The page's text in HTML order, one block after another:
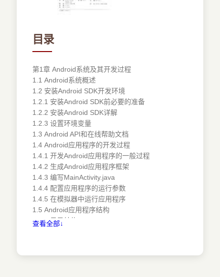
目录
第1章 Android系统及其开发过程
1.1 Android系统概述
1.2 安装Android SDK开发环境
1.2.1 安装Android SDK前必要的准备
1.2.2 安装Android SDK详解
1.2.3 设置环境变量
1.3 Android API和在线帮助文档
1.4 Android应用程序的开发过程
1.4.1 开发Android应用程序的一般过程
1.4.2 生成Android应用程序框架
1.4.3 编写MainActivity.java
1.4.4 配置应用程序的运行参数
1.4.5 在模拟器中运行应用程序
1.5 Android应用程序结构
1.5.1 目录结构
查看全部↓